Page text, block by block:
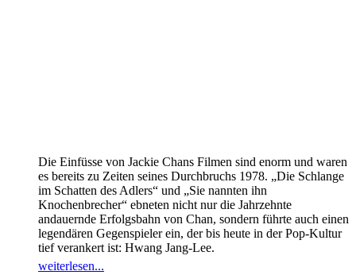
Die Einfüsse von Jackie Chans Filmen sind enorm und waren
es bereits zu Zeiten seines Durchbruchs 1978. „Die Schlange
im Schatten des Adlers“ und „Sie nannten ihn
Knochenbrecher“ ebneten nicht nur die Jahrzehnte
andauernde Erfolgsbahn von Chan, sondern führte auch einen
legendären Gegenspieler ein, der bis heute in der Pop-Kultur
tief verankert ist: Hwang Jang-Lee.
weiterlesen...